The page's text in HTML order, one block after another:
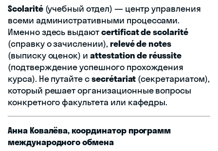
Scolarité(учебный отдел) — центр управления
всеми административными процессами.
Именно здесь выдаютcertificat de scolarité
(справку о зачислении), relevé de notes
(выписку оценок) иattestation de réussite
(подтверждение успешного прохождения
курса). Не путайте сsecrétariat (секретариатом),
который решает организационные вопросы
конкретного факультета или кафедры.
Анна Ковалёва, координатор программ
международного обмена